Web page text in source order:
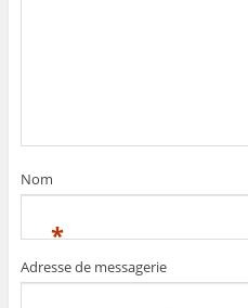
Nom
*
Adresse de messagerie